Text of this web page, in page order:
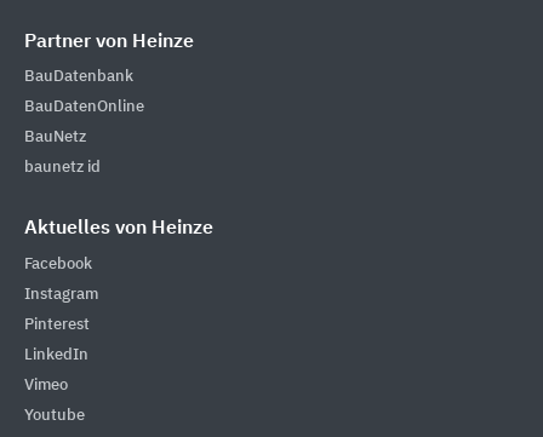
Partner von Heinze
BauDatenbank
BauDatenOnline
BauNetz
baunetz id
Aktuelles von Heinze
Facebook
Instagram
Pinterest
LinkedIn
Vimeo
Youtube